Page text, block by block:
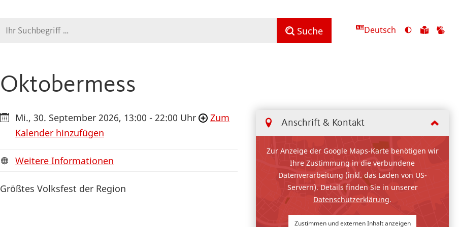
Suche Suche Deutsch
Ansicht
Zu
Oktobermess
Anschrift & Kontakt
Zur Anzeige der Google Maps-Karte benötigen wir
Ihre Zustimmung in die verbundene
Datenverarbeitung (inkl. das Laden von US-
Servern). Details finden Sie in unserer
Datenschutzerklärung.
Zustimmen und externen Inhalt anzeigen
Mi., 30. September 2026, 13:00 - 22:00 Uhr
Zum
Kalender hinzufügen
Weitere Informationen
Größtes Volksfest der Region